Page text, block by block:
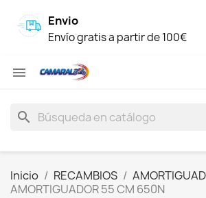
Envio
Envío gratis a partir de 100€

search
Inicio RECAMBIOS
AMORTIGUADOR 55 CM 650N